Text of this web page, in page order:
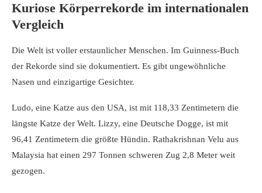
Kuriose Körperrekorde im internationalen
Vergleich
Die Welt ist voller erstaunlicher Menschen. Im Guinness-Buch
der Rekorde sind sie dokumentiert. Es gibt ungewöhnliche
Nasen und einzigartige Gesichter.
Ludo, eine Katze aus den USA, ist mit 118,33 Zentimetern die
längste Katze der Welt. Lizzy, eine Deutsche Dogge, ist mit
96,41 Zentimetern die größte Hündin. Rathakrishnan Velu aus
Malaysia hat einen 297 Tonnen schweren Zug 2,8 Meter weit
gezogen.